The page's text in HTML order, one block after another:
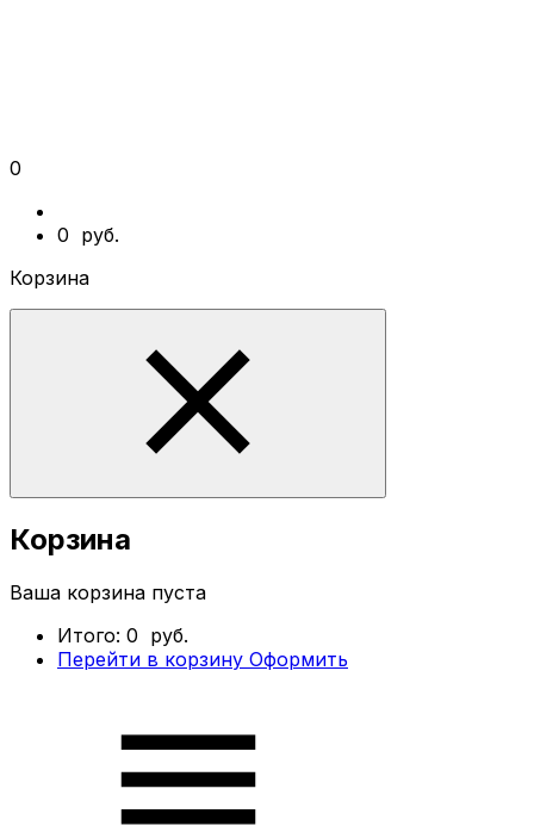
0
0 руб.
Корзина
Корзина
Ваша корзина пуста
Итого: 0 руб.
Перейти в корзину Оформить